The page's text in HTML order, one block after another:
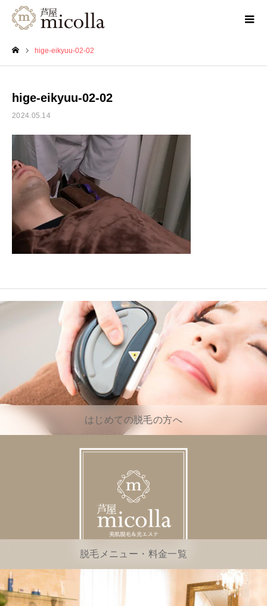
hige-eikyuu-02-02
hige-eikyuu-02-02
2024.05.14
はじめての脱毛の方へ
脱毛メニュー・料金一覧